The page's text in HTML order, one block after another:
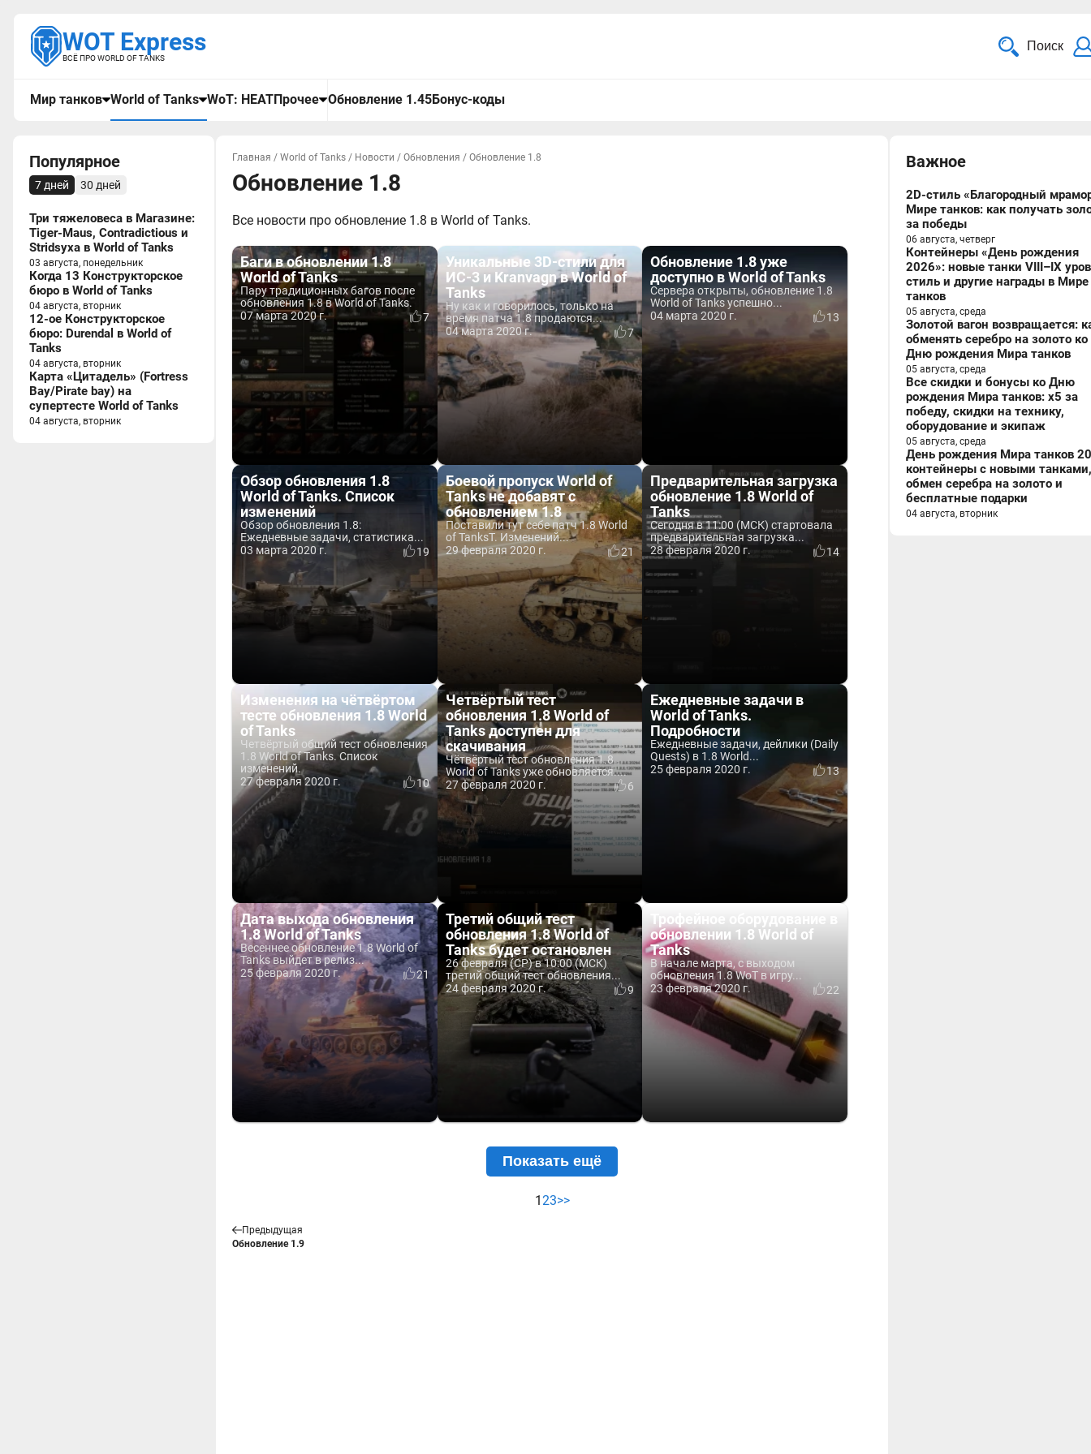
WOT Express
ВСЁ ПРО WORLD OF TANKS
Поиск
Мир танков World of Tanks WoT: HEATПрочее Обновление 1.45Бонус-коды
Популярное
7 дней 30 дней
Три тяжеловеса в Магазине:
Tiger-Maus, Contradictious и
Stridsyxa в World of Tanks
03 августа, понедельник
Когда 13 Конструкторское
бюро в World of Tanks
04 августа, вторник
12-ое Конструкторское
бюро: Durendal в World of
Tanks
04 августа, вторник
Карта «Цитадель» (Fortress
Bay/Pirate bay) на
супертесте World of Tanks
04 августа, вторник
Главная / World of Tanks / Новости / Обновления / Обновление 1.8
Обновление 1.8
Все новости про обновление 1.8 в World of Tanks.
Баги в обновлении 1.8
World of Tanks
Пару традиционных багов после
обновления 1.8 в World of Tanks.
07 марта 2020 г.
7
Уникальные 3D-стили для
ИС-3 и Kranvagn в World of
Tanks
Ну как и говорилось, только на
время патча 1.8 продаются...
04 марта 2020 г.
7
Обновление 1.8 уже
доступно в World of Tanks
Сервера открыты, обновление 1.8
World of Tanks успешно...
04 марта 2020 г.
13
Обзор обновления 1.8
World of Tanks. Список
изменений
Обзор обновления 1.8:
Ежедневные задачи, статистика...
03 марта 2020 г.
19
Боевой пропуск World of
Tanks не добавят с
обновлением 1.8
Поставили тут себе патч 1.8 World
of TanksT. Изменений...
29 февраля 2020 г.
21
Предварительная загрузка
обновление 1.8 World of
Tanks
Сегодня в 11:00 (МСК) стартовала
предварительная загрузка...
28 февраля 2020 г.
14
Изменения на чётвёртом
тесте обновления 1.8 World
of Tanks
Четвёртый общий тест обновления
1.8 World of Tanks. Список
изменений.
27 февраля 2020 г.
10
Четвёртый тест
обновления 1.8 World of
Tanks доступен для
скачивания
Чётвёртый тест обновления 1.8
World of Tanks уже обновляется....
27 февраля 2020 г.
6
Ежедневные задачи в
World of Tanks.
Подробности
Ежедневные задачи, дейлики (Daily
Quests) в 1.8 World...
25 февраля 2020 г.
13
Дата выхода обновления
1.8 World of Tanks
Весеннее обновление 1.8 World of
Tanks выйдет в релиз...
25 февраля 2020 г.
21
Третий общий тест
обновления 1.8 World of
Tanks будет остановлен
26 февраля (СР) в 10:00 (МСК)
третий общий тест обновления...
24 февраля 2020 г.
9
Трофейное оборудование в
обновлении 1.8 World of
Tanks
В начале марта, с выходом
обновления 1.8 WoT в игру...
23 февраля 2020 г.
22
Показать ещё
123>>
Предыдущая
Обновление 1.9
Важное
2D-стиль «Благородный
Мире танков: как получать
за победы
06 августа, четверг
Контейнеры «День рождения
2026»: новые танки VIII–IX
стиль и другие награды в Мире
танков
05 августа, среда
Золотой вагон возвращается:
обменять серебро на золото ко
Дню рождения Мира танков
05 августа, среда
Все скидки и бонусы ко Дню
рождения Мира танков: x5 за
победу, скидки на технику,
оборудование и экипаж
05 августа, среда
День рождения Мира танков
контейнеры с новыми танками,
обмен серебра на золото и
бесплатные подарки
04 августа, вторник